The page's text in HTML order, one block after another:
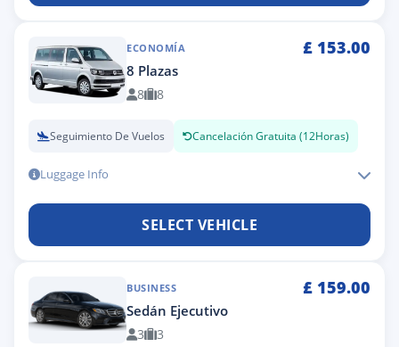
ECONOMÍA £ 153.00
8 Plazas
8 8
Seguimiento De Vuelos Cancelación Gratuita (12Horas)
Luggage Info
SELECT VEHICLE
BUSINESS £ 159.00
Sedán Ejecutivo
3 3